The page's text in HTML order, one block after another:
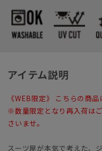
アイテム説明
《WEB限定》 こちらの商
※数量限定となり再入荷は
さいませ。
スーツ屋が本気で考えた、